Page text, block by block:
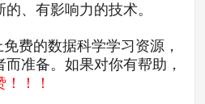
、有影响力的技术。
费的数据科学学习资源，
准备。如果对你有帮助，
！！